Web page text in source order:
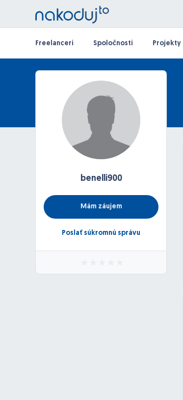
Freelanceri Spoločnosti Projekty
benelli900
Mám záujem
Poslať súkromnú správu